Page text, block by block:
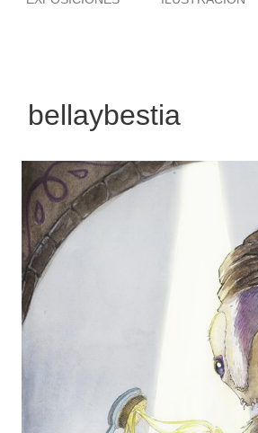
bellaybestia